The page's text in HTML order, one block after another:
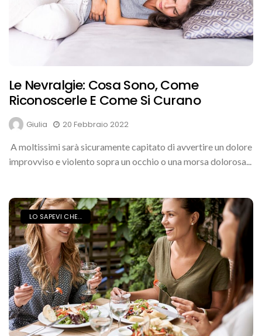
Le Nevralgie: Cosa Sono, Come
Riconoscerle E Come Si Curano
Giulia
20 Febbraio 2022
A moltissimi sarà sicuramente capitato di avvertire un dolore
improvviso e violento sopra un occhio o una morsa dolorosa...
LO SAPEVI CHE...